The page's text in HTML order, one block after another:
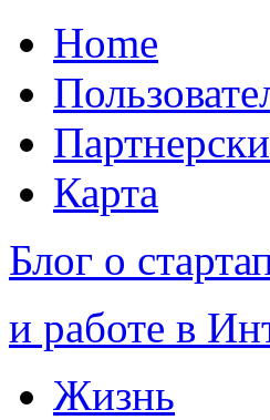
Home
Карта
Блог о
и работе в
Жизнь